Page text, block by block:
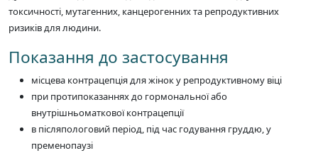
токсичності, мутагенних, канцерогенних та репродуктивних
ризиків для людини.
Показання до застосування
місцева контрацепція для жінок у репродуктивному віці
при протипоказаннях до гормональної або
внутрішньоматкової контрацепції
в післяпологовий період, під час годування груддю, у
пременопаузі